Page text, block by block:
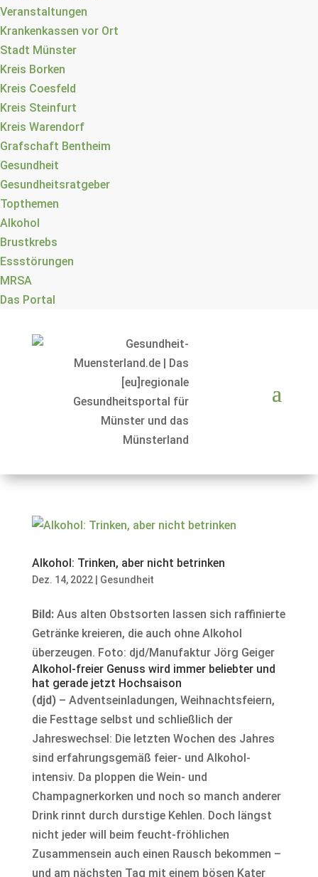
Veranstaltungen
Krankenkassen vor Ort
Stadt Münster
Kreis Borken
Kreis Coesfeld
Kreis Steinfurt
Kreis Warendorf
Grafschaft Bentheim
Gesundheit
Gesundheitsratgeber
Topthemen
Alkohol
Brustkrebs
Essstörungen
MRSA
Das Portal
Alkohol: Trinken, aber nicht betrinken
Dez. 14, 2022| Gesundheit
Bild:Aus alten Obstsorten lassen sich raffinierte
Getränke kreieren, die auch ohne Alkohol
überzeugen. Foto: djd/Manufaktur Jörg Geiger
Alkohol-freier Genuss wird immer beliebter und
hat gerade jetzt Hochsaison
(djd)– Adventseinladungen, Weihnachtsfeiern,
die Festtage selbst und schließlich der
Jahreswechsel: Die letzten Wochen des Jahres
sind erfahrungsgemäß feier- und Alkohol-
intensiv. Da ploppen die Wein- und
Champagnerkorken und noch so manch anderer
Drink rinnt durch durstige Kehlen. Doch längst
nicht jeder will beim feucht-fröhlichen
Zusammensein auch einen Rausch bekommen –
und am nächsten Tag mit einem bösen Kater